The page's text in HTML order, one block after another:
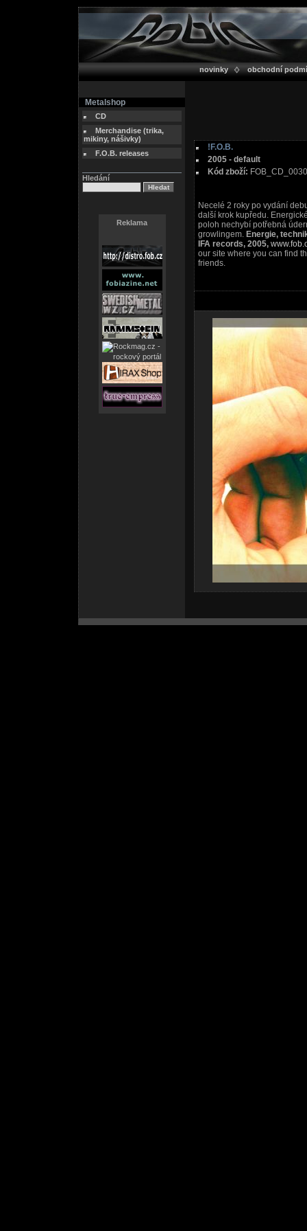
novinky obchodní
Metalshop
CD
Merchandise (trika,
mikiny, nášivky)
F.O.B. releases
Hledání
Reklama
!F.O.B.
2005 - default
Kód zboží:
Necelé 2 roky po vydání
další krok kupředu.
poloh nechybí potřebná
growlingem. Energie,
IFA records, 2005,
our site where you can find
friends.